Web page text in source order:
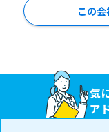
この
気
ア